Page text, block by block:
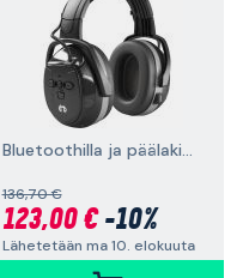
Bluetoothilla ja päälakisangalla
136,70 €
123,00 €-10%
Lähetetään ma 10. elokuuta